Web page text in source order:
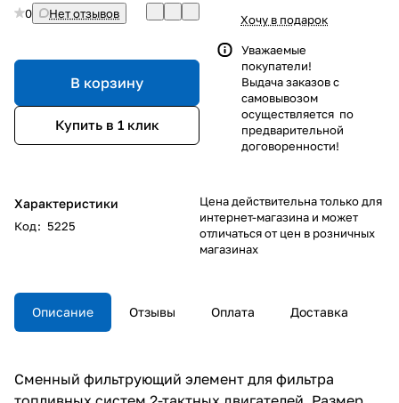
0 Нет отзывов
В корзину
Купить в 1 клик
Характеристики
Код: 5225
Хочу в подарок
Уважаемые
покупатели!
Выдача заказов с
самовывозом
осуществляется по
предварительной
договоренности!
Цена действительна только для
интернет-магазина и может
отличаться от цен в розничных
магазинах
Описание Отзывы Оплата Доставка
Сменный фильтрующий элемент для фильтра